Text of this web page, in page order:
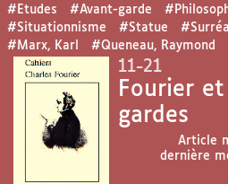
#Etudes #Avant-garde
#Situationnisme
#Statue
#Marx, Karl
#Queneau, Raymond
11-21
Fourier
gardes
Article
dernière